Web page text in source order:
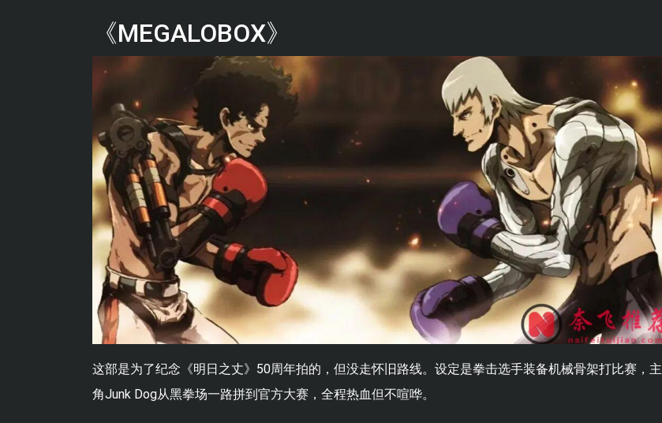
《MEGALOBOX》
这部是为了纪念《明日之丈》50周年拍的，但没走怀旧路线。设定是拳击选手装备机械骨架打比赛，主
角Junk Dog从黑拳场一路拼到官方大赛，全程热血但不喧哗。